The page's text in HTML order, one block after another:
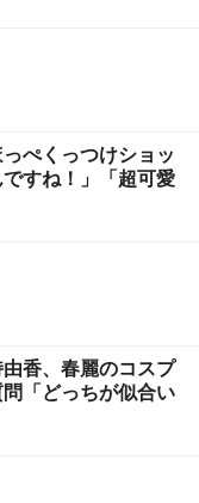
ぺくっつけショッ
すね！」「超可愛
香、春麗のコスプ
「どっちが似合い